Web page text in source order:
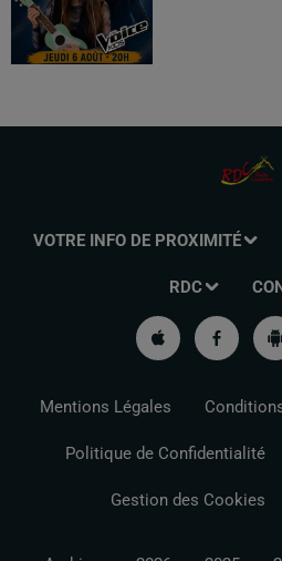
VOTRE INFO DE PROXIMITÉ
RDC
Mentions Légales
Politique de Confidentialité
Gestion des Cookies